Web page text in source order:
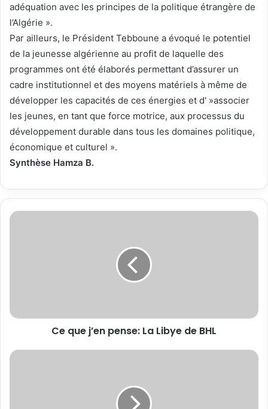
adéquation avec les principes de la politique étrangère de
l’Algérie ».
Par ailleurs, le Président Tebboune a évoqué le potentiel
de la jeunesse algérienne au profit de laquelle des
programmes ont été élaborés permettant d’assurer un
cadre institutionnel et des moyens matériels à même de
développer les capacités de ces énergies et d' »associer
les jeunes, en tant que force motrice, aux processus du
développement durable dans tous les domaines politique,
économique et culturel ».
Synthèse Hamza B.
Ce que j’en pense: La Libye de BHL